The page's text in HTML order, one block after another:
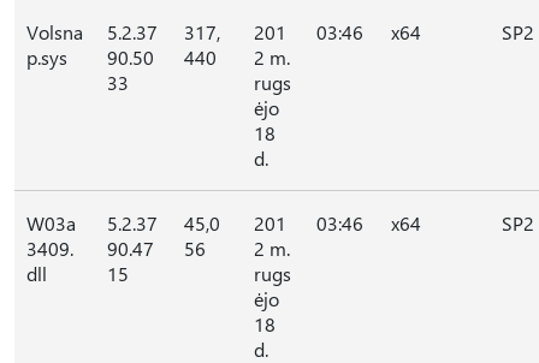
Volsna
p.sys
5.2.37
90.50
33
317,
440
201
2 m.
rugs
ėjo
18
d.
03:46 x64 SP2
W03a
3409.
dll
5.2.37
90.47
15
45,0
56
201
2 m.
rugs
ėjo
18
d.
03:46 x64 SP2